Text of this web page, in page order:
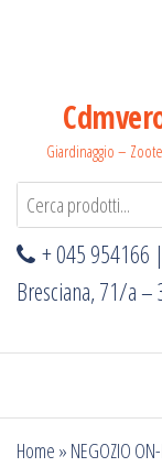
Giardinaggio –
+ 045 954166
Bresciana, 71/a –
Home » NEGOZIO